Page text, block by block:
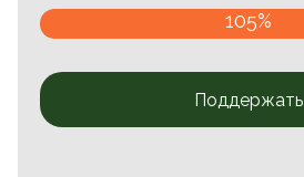
105%
Поддержать